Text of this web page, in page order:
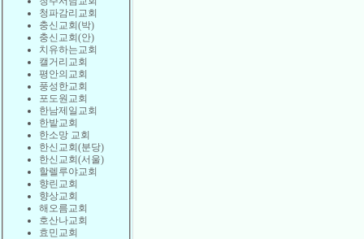
청파감리교회
충신교회(박)
충신교회(안)
치유하는교회
캘거리교회
평안의교회
풍성한교회
포도원교회
한남제일교회
한밭교회
한소망 교회
한신교회(분당)
한신교회(서울)
할렐루야교회
향린교회
향상교회
해오름교회
호산나교회
효민교회